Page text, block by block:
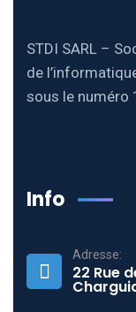
STDI SARL –
de
sous le numéro
Info
Adresse:
22 Rue